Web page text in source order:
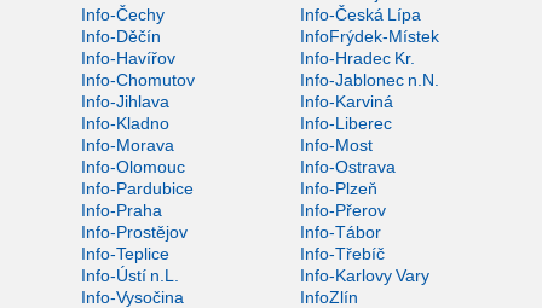
Info-Čechy
Info-Česká Lípa
Info-Děčín
InfoFrýdek-Místek
Info-Havířov
Info-Hradec Kr.
Info-Chomutov
Info-Jablonec n.N.
Info-Jihlava
Info-Karviná
Info-Kladno
Info-Liberec
Info-Morava
Info-Most
Info-Olomouc
Info-Ostrava
Info-Pardubice
Info-Plzeň
Info-Praha
Info-Přerov
Info-Prostějov
Info-Tábor
Info-Teplice
Info-Třebíč
Info-Ústí n.L.
Info-Karlovy Vary
Info-Vysočina
InfoZlín